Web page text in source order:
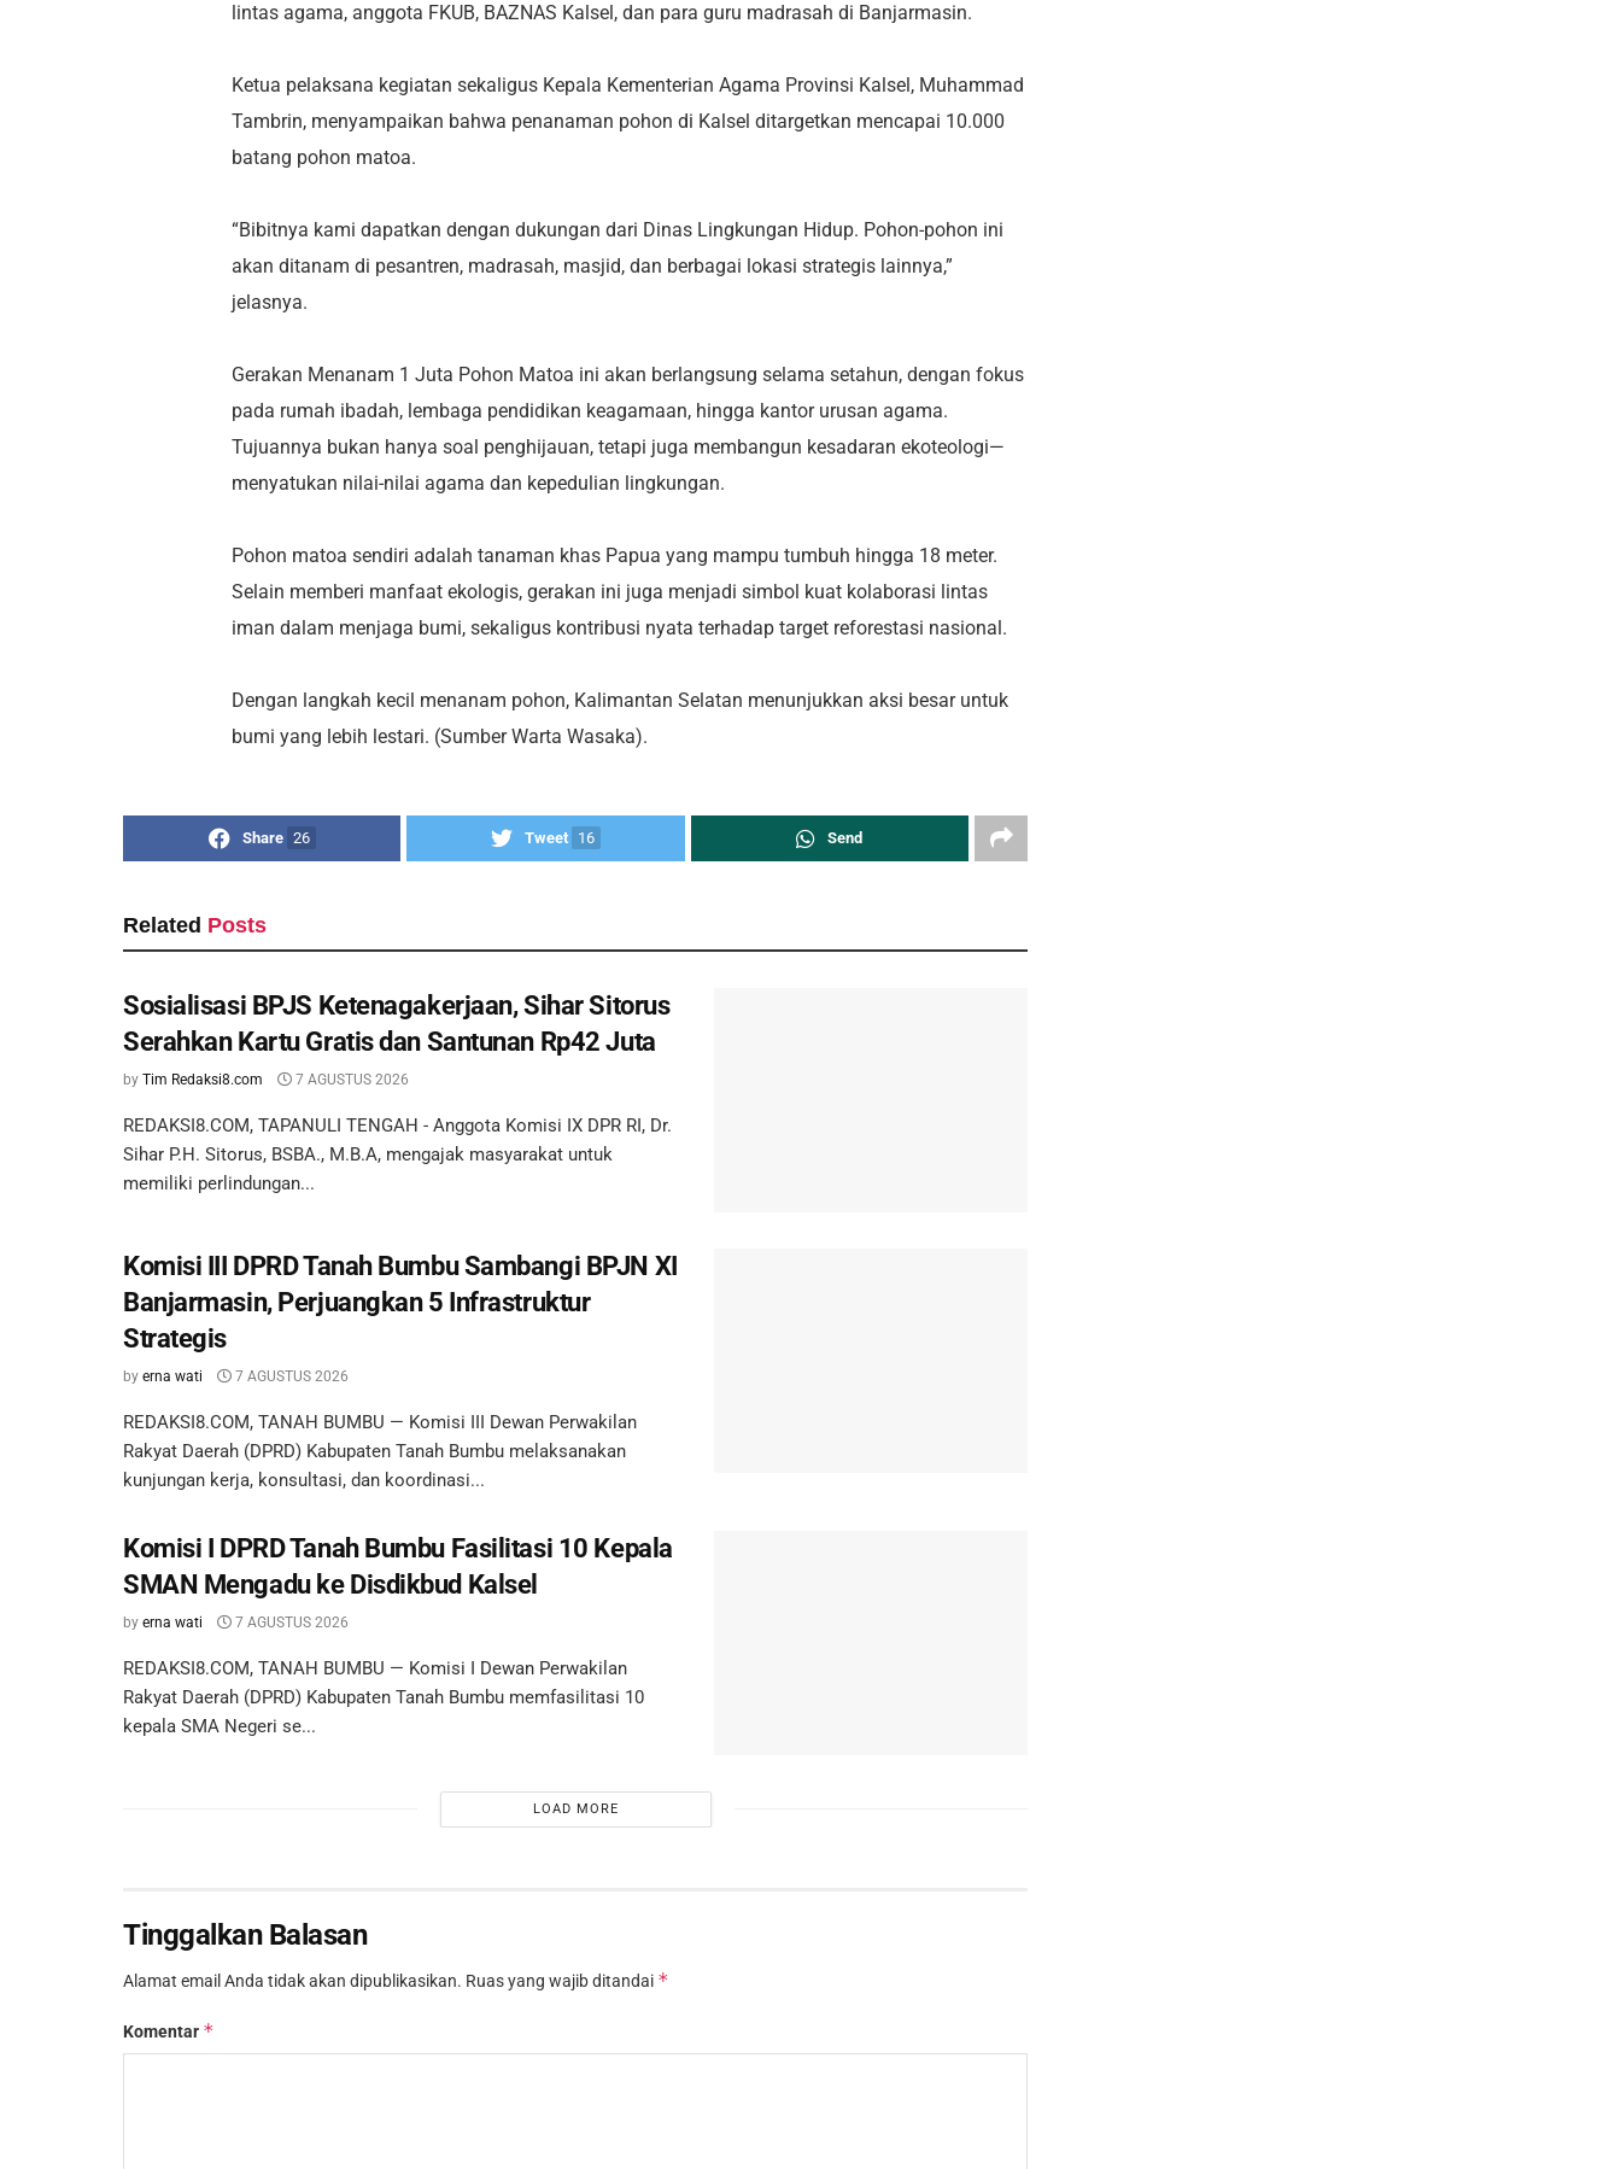
lintas agama, anggota FKUB, BAZNAS Kalsel, dan para guru madrasah di Banjarmasin.
Ketua pelaksana kegiatan sekaligus Kepala Kementerian Agama Provinsi Kalsel, Muhammad
Tambrin, menyampaikan bahwa penanaman pohon di Kalsel ditargetkan mencapai 10.000
batang pohon matoa.
“Bibitnya kami dapatkan dengan dukungan dari Dinas Lingkungan Hidup. Pohon-pohon ini
akan ditanam di pesantren, madrasah, masjid, dan berbagai lokasi strategis lainnya,”
jelasnya.
Gerakan Menanam 1 Juta Pohon Matoa ini akan berlangsung selama setahun, dengan fokus
pada rumah ibadah, lembaga pendidikan keagamaan, hingga kantor urusan agama.
Tujuannya bukan hanya soal penghijauan, tetapi juga membangun kesadaran ekoteologi—
menyatukan nilai-nilai agama dan kepedulian lingkungan.
Pohon matoa sendiri adalah tanaman khas Papua yang mampu tumbuh hingga 18 meter.
Selain memberi manfaat ekologis, gerakan ini juga menjadi simbol kuat kolaborasi lintas
iman dalam menjaga bumi, sekaligus kontribusi nyata terhadap target reforestasi nasional.
Dengan langkah kecil menanam pohon, Kalimantan Selatan menunjukkan aksi besar untuk
bumi yang lebih lestari. (Sumber Warta Wasaka).
Share 26 Tweet 16 Send
Related Posts
Sosialisasi BPJS Ketenagakerjaan, Sihar Sitorus
Serahkan Kartu Gratis dan Santunan Rp42 Juta
by Tim Redaksi8.com 7 AGUSTUS 2026
REDAKSI8.COM, TAPANULI TENGAH - Anggota Komisi IX DPR RI, Dr.
Sihar P.H. Sitorus, BSBA., M.B.A, mengajak masyarakat untuk
memiliki perlindungan...
Komisi III DPRD Tanah Bumbu Sambangi BPJN XI
Banjarmasin, Perjuangkan 5 Infrastruktur
Strategis
by erna wati 7 AGUSTUS 2026
REDAKSI8.COM, TANAH BUMBU — Komisi III Dewan Perwakilan
Rakyat Daerah (DPRD) Kabupaten Tanah Bumbu melaksanakan
kunjungan kerja, konsultasi, dan koordinasi...
Komisi I DPRD Tanah Bumbu Fasilitasi 10 Kepala
SMAN Mengadu ke Disdikbud Kalsel
by erna wati 7 AGUSTUS 2026
REDAKSI8.COM, TANAH BUMBU — Komisi I Dewan Perwakilan
Rakyat Daerah (DPRD) Kabupaten Tanah Bumbu memfasilitasi 10
kepala SMA Negeri se...
LOAD MORE
Tinggalkan Balasan
Alamat email Anda tidak akan dipublikasikan. Ruas yang wajib ditandai *
Komentar *